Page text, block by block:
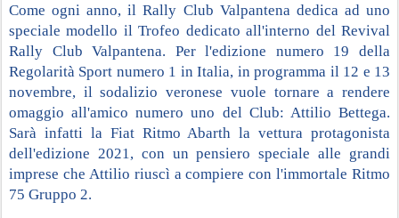
Come ogni anno, il Rally Club Valpantena dedica ad uno
speciale modello il Trofeo dedicato all'interno del Revival
Rally Club Valpantena. Per l'edizione numero 19 della
Regolarità Sport numero 1 in Italia, in programma il 12 e 13
novembre, il sodalizio veronese vuole tornare a rendere
omaggio all'amico numero uno del Club: Attilio Bettega.
Sarà infatti la Fiat Ritmo Abarth la vettura protagonista
dell'edizione 2021, con un pensiero speciale alle grandi
imprese che Attilio riuscì a compiere con l'immortale Ritmo
75 Gruppo 2.